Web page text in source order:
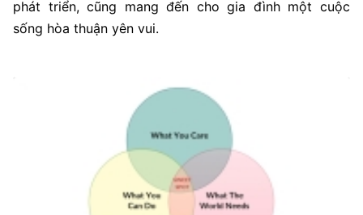
phát triển, cũng mang đến cho gia đình một cuộc
sống hòa thuận yên vui.